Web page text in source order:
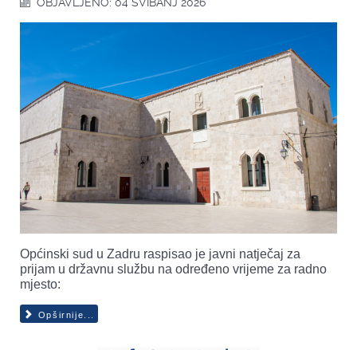
Općinski sud u Zadru raspisao je javni natječaj za
prijam u državnu službu na određeno vrijeme za radno
mjesto:
Opširnije...